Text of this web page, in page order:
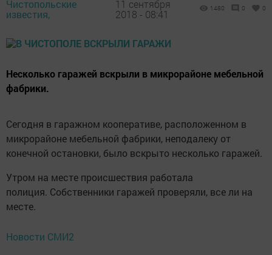
Чистопольские
известия,
11 сентября
2018 - 08:41
1480 0 0
Несколько гаражей вскрыли в микрорайоне мебельной
фабрики.
Сегодня в гаражном кооперативе, расположенном в
микрорайоне мебельной фабрики, неподалеку от
конечной остановки, было вскрыто несколько гаражей.
Утром на месте происшествия работала
полиция. Собственники гаражей проверяли, все ли на
месте.
Новости СМИ2